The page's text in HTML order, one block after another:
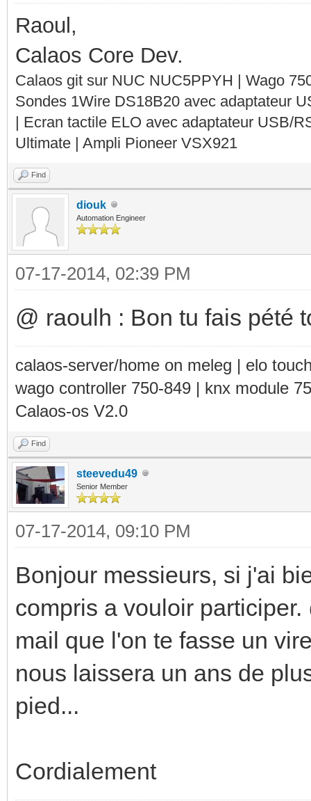
Raoul,
Calaos Core Dev.
Calaos git sur NUC NUC5PPYH | Wago
Sondes 1Wire DS18B20 avec adaptateur
| Ecran tactile ELO avec adaptateur USB/
Ultimate | Ampli Pioneer VSX921
Find
diouk
Automation Engineer
07-17-2014, 02:39 PM
@ raoulh : Bon tu fais pété
calaos-server/home on meleg | elo
wago controller 750-849 | knx module
Calaos-os V2.0
Find
steevedu49
Senior Member
07-17-2014, 09:10 PM
Bonjour messieurs, si j'ai
compris a vouloir
mail que l'on te fasse un
nous laissera un ans de
pied...
Cordialement